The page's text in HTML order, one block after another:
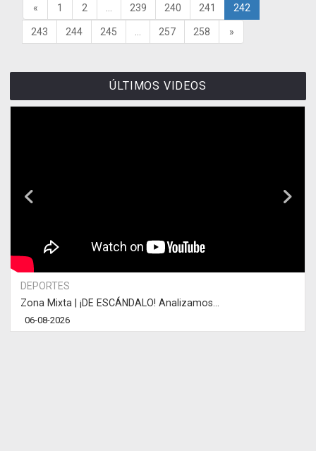
« 1 2 239 240 241 242
243 244 245 257 258 »
ÚLTIMOS VIDEOS
DEPORTES
Zona Mixta | ¡DE ESCÁNDALO! Analizamos...
06-08-2026